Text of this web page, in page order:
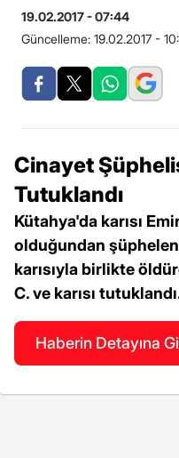
19.02.2017 - 07:44
Güncelleme: 19.02.2017 -
Cinayet
Tutuklandı
Kütahya'da karısı
olduğundan
karısıyla birlikte
C. ve karısı
Haberin Detayına